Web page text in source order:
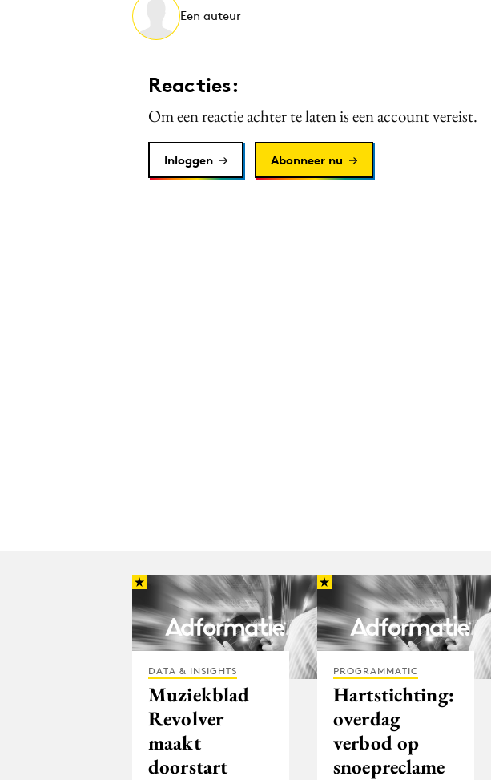
Een auteur
Reacties:
Om een reactie achter te laten is een account vereist.
Inloggen Abonneer nu
DATA & INSIGHTS
Muziekblad
Revolver
maakt
doorstart
PROGRAMMATIC
Hartstichting:
overdag
verbod op
snoepreclame